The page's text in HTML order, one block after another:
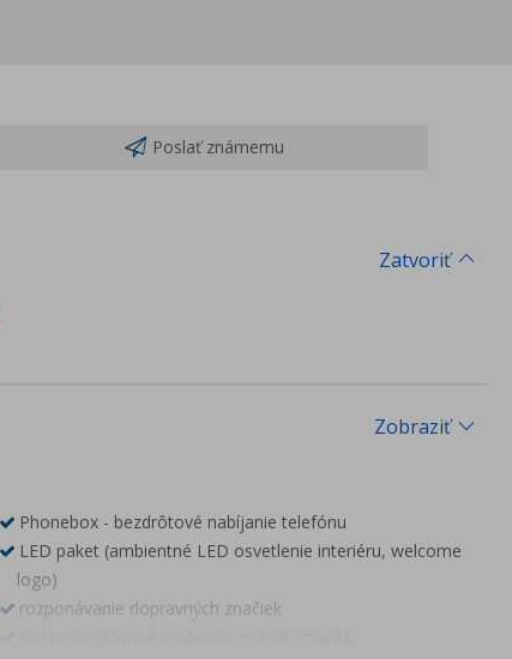
Poslať známemu
Zatvoriť
Zobraziť
Phonebox - bezdrôtové nabíjanie telefónu
LED paket (ambientné LED osvetlenie interiéru, welcome
logo)
rozponávanie dopravných značiek